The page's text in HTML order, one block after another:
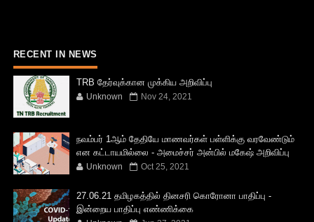
RECENT IN NEWS
TRB தேர்வுக்கான முக்கிய அறிவிப்பு
Unknown Nov 24, 2021
நவம்பர் 1ஆம் தேதியே மாணவர்கள் பள்ளிக்கு வரவேண்டும்
என கட்டாயமில்லை - அமைச்சர் அன்பில் மகேஷ் அறிவிப்பு
Unknown Oct 25, 2021
27.06.21 தமிழகத்தில் தினசரி கொரோனா பாதிப்பு -
இன்றைய பாதிப்பு எண்ணிக்கை